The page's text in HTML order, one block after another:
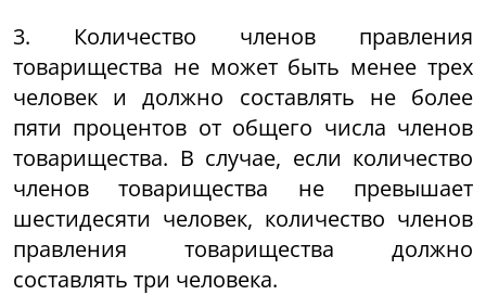
3. Количество членов правления
товарищества не может быть менее трех
человек и должно составлять не более
пяти процентов от общего числа членов
товарищества. В случае, если количество
членов товарищества не превышает
шестидесяти человек, количество членов
правления товарищества должно
составлять три человека.